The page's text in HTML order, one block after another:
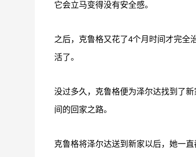
它会立马变得没有安全感。
之后，克鲁格又花了4个月时间才完全
活了。
没过多久，克鲁格便为泽尔达找到了
间的回家之路。
克鲁格将泽尔达送到新家以后，她一